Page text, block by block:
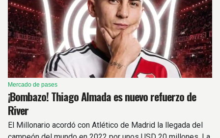
Mercado de pases
¡Bombazo! Thiago Almada es nuevo refuerzo de
River
El Millonario acordó con Atlético de Madrid la llegada del